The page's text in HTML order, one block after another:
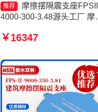
推荐
摩擦摆隔震支座
4000-300-3.48源头工厂 摩
3.48厂家 摩擦摆隔震支座
筑摩擦摆式减隔震支座
￥16347